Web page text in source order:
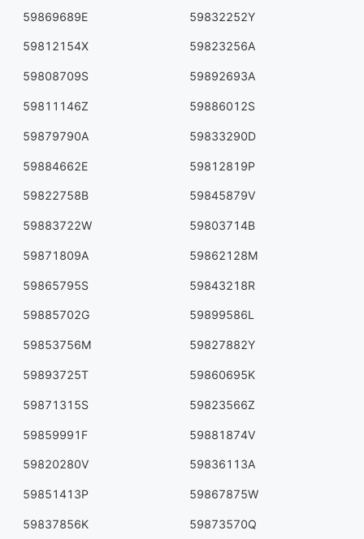
59869689E 59832252Y
59812154X 59823256A
59808709S 59892693A
59811146Z 59886012S
59879790A 59833290D
59884662E 59812819P
59822758B 59845879V
59883722W 59803714B
59871809A 59862128M
59865795S 59843218R
59885702G 59899586L
59853756M 59827882Y
59893725T 59860695K
59871315S 59823566Z
59859991F 59881874V
59820280V 59836113A
59851413P 59867875W
59837856K 59873570Q